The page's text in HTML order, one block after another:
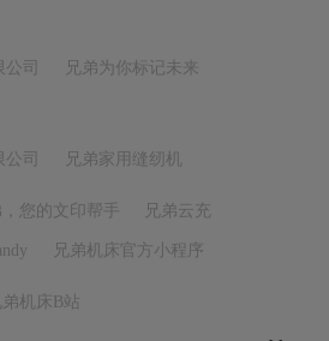
司 兄弟为你标记未来
司 兄弟家用缝纫机
，您的文印帮手 兄弟云充
兄弟机床官方小程序
弟机床B站